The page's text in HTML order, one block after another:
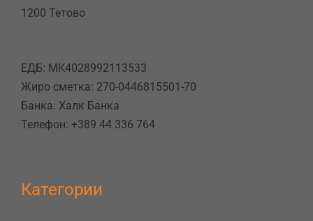
1200 Тетово
ЕДБ: МК4028992113533
Жиро сметка: 270-0446815501-70
Банка: Халк Банка
Телефон: +389 44 336 764
Категории